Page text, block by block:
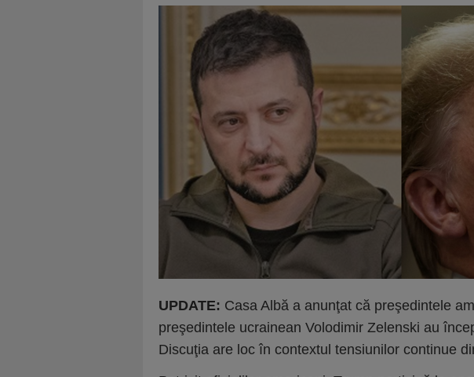
UPDATE: Casa Albă a anunţat că preşedintele
preşedintele ucrainean Volodimir Zelenski au
Discuţia are loc în contextul tensiunilor continue